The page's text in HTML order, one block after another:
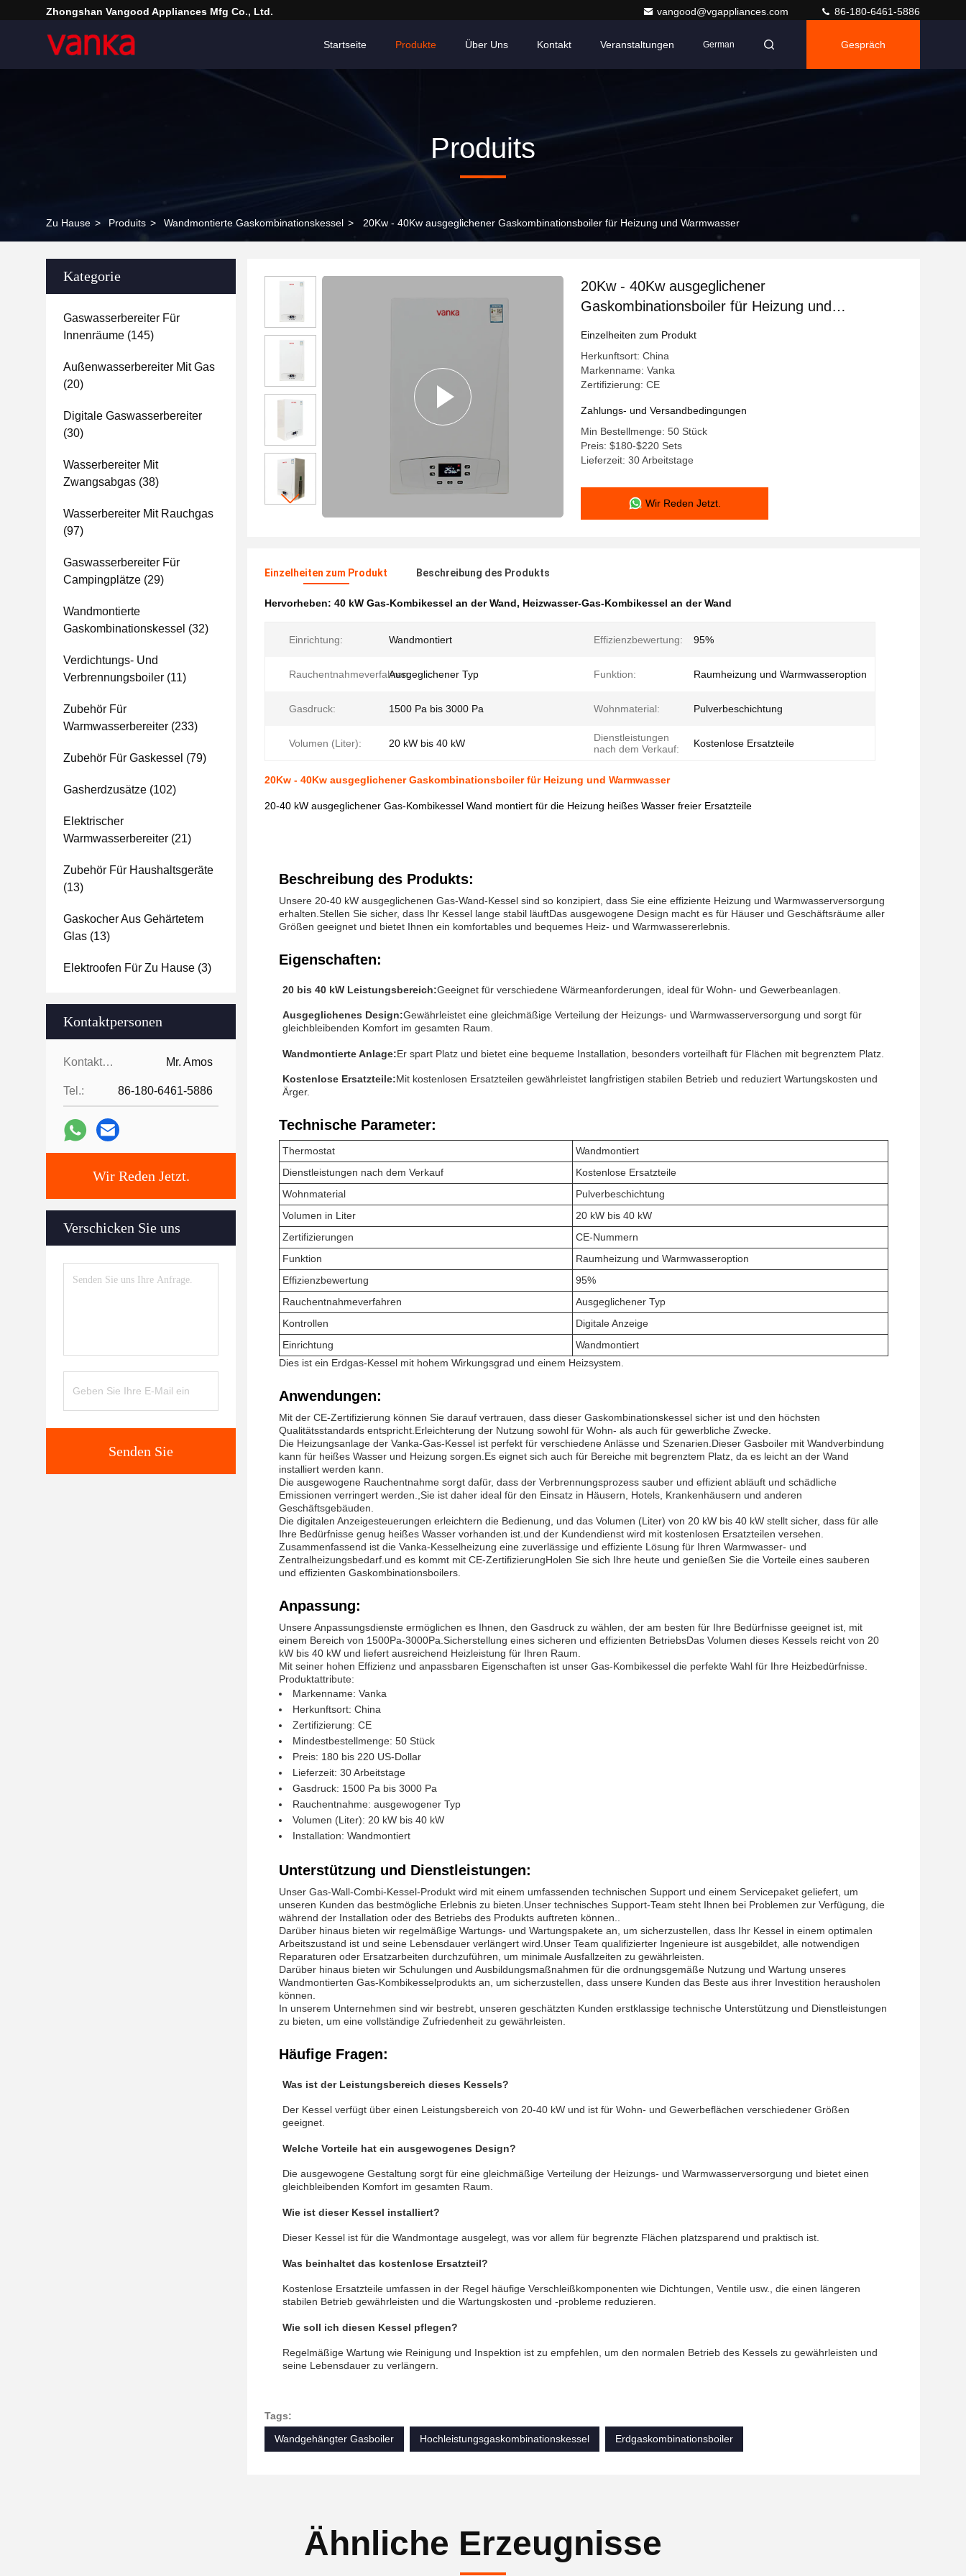
Zhongshan Vangood Appliances Mfg Co., Ltd. vangood@vgappliances.com 86-180-6461-5886
Startseite Produkte Über Uns Kontakt Veranstaltungen German Gespräch
Produits
Zu Hause > Produits > Wandmontierte Gaskombinationskessel > 20Kw - 40Kw ausgeglichener Gaskombinationsboiler für Heizung und Warmwasser
Kategorie
Gaswasserbereiter Für
Innenräume (145)
Außenwasserbereiter Mit Gas
(20)
Digitale Gaswasserbereiter
(30)
Wasserbereiter Mit
Zwangsabgas (38)
Wasserbereiter Mit Rauchgas
(97)
Gaswasserbereiter Für
Campingplätze (29)
Wandmontierte
Gaskombinationskessel (32)
Verdichtungs- Und
Verbrennungsboiler (11)
Zubehör Für
Warmwasserbereiter (233)
Zubehör Für Gaskessel (79)
Gasherdzusätze (102)
Elektrischer
Warmwasserbereiter (21)
Zubehör Für Haushaltsgeräte
(13)
Gaskocher Aus Gehärtetem
Glas (13)
Elektroofen Für Zu Hause (3)
Kontaktpersonen
Kontaktpersonen: Mr. Amos
Tel.: 86-180-6461-5886
Wir Reden Jetzt.
Verschicken Sie uns
Senden Sie
20Kw - 40Kw ausgeglichener
Gaskombinationsboiler für Heizung und
Einzelheiten zum Produkt
Herkunftsort: China
Markenname: Vanka
Zertifizierung: CE
Zahlungs- und Versandbedingungen
Min Bestellmenge: 50 Stück
Preis: $180-$220 Sets
Lieferzeit: 30 Arbeitstage
Wir Reden Jetzt.
Einzelheiten zum Produkt Beschreibung des Produkts
Hervorheben: 40 kW Gas-Kombikessel an der Wand, Heizwasser-Gas-Kombikessel an der Wand
Einrichtung: Wandmontiert Effizienzbewertung: 95%
Rauchentnahmeverfahren:Ausgeglichener Typ Funktion: Raumheizung und Warmwasseroption
Gasdruck: 1500 Pa bis 3000 Pa Wohnmaterial: Pulverbeschichtung
Volumen (Liter): 20 kW bis 40 kW
Dienstleistungen
nach dem Verkauf:
Kostenlose Ersatzteile
20Kw - 40Kw ausgeglichener Gaskombinationsboiler für Heizung und Warmwasser
20-40 kW ausgeglichener Gas-Kombikessel Wand montiert für die Heizung heißes Wasser freier Ersatzteile
Beschreibung des Produkts:
Unsere 20-40 kW ausgeglichenen Gas-Wand-Kessel sind so konzipiert, dass Sie eine effiziente Heizung und Warmwasserversorgung
erhalten.Stellen Sie sicher, dass Ihr Kessel lange stabil läuftDas ausgewogene Design macht es für Häuser und Geschäftsräume aller
Größen geeignet und bietet Ihnen ein komfortables und bequemes Heiz- und Warmwassererlebnis.
Eigenschaften:
20 bis 40 kW Leistungsbereich:Geeignet für verschiedene Wärmeanforderungen, ideal für Wohn- und Gewerbeanlagen.
Ausgeglichenes Design:Gewährleistet eine gleichmäßige Verteilung der Heizungs- und Warmwasserversorgung und sorgt für
gleichbleibenden Komfort im gesamten Raum.
Wandmontierte Anlage:Er spart Platz und bietet eine bequeme Installation, besonders vorteilhaft für Flächen mit begrenztem Platz.
Kostenlose Ersatzteile:Mit kostenlosen Ersatzteilen gewährleistet langfristigen stabilen Betrieb und reduziert Wartungskosten und
Ärger.
Technische Parameter:
Thermostat
Wandmontiert
Dienstleistungen nach dem Verkauf
Kostenlose Ersatzteile
Wohnmaterial
Pulverbeschichtung
Volumen in Liter
20 kW bis 40 kW
Zertifizierungen
CE-Nummern
Funktion
Raumheizung und Warmwasseroption
Effizienzbewertung
95%
Rauchentnahmeverfahren
Ausgeglichener Typ
Kontrollen
Digitale Anzeige
Einrichtung
Wandmontiert
Dies ist ein Erdgas-Kessel mit hohem Wirkungsgrad und einem Heizsystem.
Anwendungen:
Mit der CE-Zertifizierung können Sie darauf vertrauen, dass dieser Gaskombinationskessel sicher ist und den höchsten
Qualitätsstandards entspricht.Erleichterung der Nutzung sowohl für Wohn- als auch für gewerbliche Zwecke.
Die Heizungsanlage der Vanka-Gas-Kessel ist perfekt für verschiedene Anlässe und Szenarien.Dieser Gasboiler mit Wandverbindung
kann für heißes Wasser und Heizung sorgen.Es eignet sich auch für Bereiche mit begrenztem Platz, da es leicht an der Wand
installiert werden kann.
Die ausgewogene Rauchentnahme sorgt dafür, dass der Verbrennungsprozess sauber und effizient abläuft und schädliche
Emissionen verringert werden.,Sie ist daher ideal für den Einsatz in Häusern, Hotels, Krankenhäusern und anderen
Geschäftsgebäuden.
Die digitalen Anzeigesteuerungen erleichtern die Bedienung, und das Volumen (Liter) von 20 kW bis 40 kW stellt sicher, dass für alle
Ihre Bedürfnisse genug heißes Wasser vorhanden ist.und der Kundendienst wird mit kostenlosen Ersatzteilen versehen.
Zusammenfassend ist die Vanka-Kesselheizung eine zuverlässige und effiziente Lösung für Ihren Warmwasser- und
Zentralheizungsbedarf.und es kommt mit CE-ZertifizierungHolen Sie sich Ihre heute und genießen Sie die Vorteile eines sauberen
und effizienten Gaskombinationsboilers.
Anpassung:
Unsere Anpassungsdienste ermöglichen es Ihnen, den Gasdruck zu wählen, der am besten für Ihre Bedürfnisse geeignet ist, mit
einem Bereich von 1500Pa-3000Pa.Sicherstellung eines sicheren und effizienten BetriebsDas Volumen dieses Kessels reicht von 20
kW bis 40 kW und liefert ausreichend Heizleistung für Ihren Raum.
Mit seiner hohen Effizienz und anpassbaren Eigenschaften ist unser Gas-Kombikessel die perfekte Wahl für Ihre Heizbedürfnisse.
Produktattribute:
Markenname: Vanka
Herkunftsort: China
Zertifizierung: CE
Mindestbestellmenge: 50 Stück
Preis: 180 bis 220 US-Dollar
Lieferzeit: 30 Arbeitstage
Gasdruck: 1500 Pa bis 3000 Pa
Rauchentnahme: ausgewogener Typ
Volumen (Liter): 20 kW bis 40 kW
Installation: Wandmontiert
Unterstützung und Dienstleistungen:
Unser Gas-Wall-Combi-Kessel-Produkt wird mit einem umfassenden technischen Support und einem Servicepaket geliefert, um
unseren Kunden das bestmögliche Erlebnis zu bieten.Unser technisches Support-Team steht Ihnen bei Problemen zur Verfügung, die
während der Installation oder des Betriebs des Produkts auftreten können..
Darüber hinaus bieten wir regelmäßige Wartungs- und Wartungspakete an, um sicherzustellen, dass Ihr Kessel in einem optimalen
Arbeitszustand ist und seine Lebensdauer verlängert wird.Unser Team qualifizierter Ingenieure ist ausgebildet, alle notwendigen
Reparaturen oder Ersatzarbeiten durchzuführen, um minimale Ausfallzeiten zu gewährleisten.
Darüber hinaus bieten wir Schulungen und Ausbildungsmaßnahmen für die ordnungsgemäße Nutzung und Wartung unseres
Wandmontierten Gas-Kombikesselprodukts an, um sicherzustellen, dass unsere Kunden das Beste aus ihrer Investition herausholen
können.
In unserem Unternehmen sind wir bestrebt, unseren geschätzten Kunden erstklassige technische Unterstützung und Dienstleistungen
zu bieten, um eine vollständige Zufriedenheit zu gewährleisten.
Häufige Fragen:
Was ist der Leistungsbereich dieses Kessels?
Der Kessel verfügt über einen Leistungsbereich von 20-40 kW und ist für Wohn- und Gewerbeflächen verschiedener Größen
geeignet.
Welche Vorteile hat ein ausgewogenes Design?
Die ausgewogene Gestaltung sorgt für eine gleichmäßige Verteilung der Heizungs- und Warmwasserversorgung und bietet einen
gleichbleibenden Komfort im gesamten Raum.
Wie ist dieser Kessel installiert?
Dieser Kessel ist für die Wandmontage ausgelegt, was vor allem für begrenzte Flächen platzsparend und praktisch ist.
Was beinhaltet das kostenlose Ersatzteil?
Kostenlose Ersatzteile umfassen in der Regel häufige Verschleißkomponenten wie Dichtungen, Ventile usw., die einen längeren
stabilen Betrieb gewährleisten und die Wartungskosten und -probleme reduzieren.
Wie soll ich diesen Kessel pflegen?
Regelmäßige Wartung wie Reinigung und Inspektion ist zu empfehlen, um den normalen Betrieb des Kessels zu gewährleisten und
seine Lebensdauer zu verlängern.
Tags:
Wandgehängter Gasboiler
Hochleistungsgaskombinationskessel Erdgaskombinationsboiler
Ähnliche Erzeugnisse